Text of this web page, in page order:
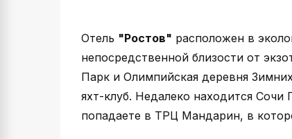
Отель "Ростов" расположен в
непосредственной близости от
Парк и Олимпийская деревня
яхт-клуб. Недалеко находится
попадаете в ТРЦ Мандарин, в